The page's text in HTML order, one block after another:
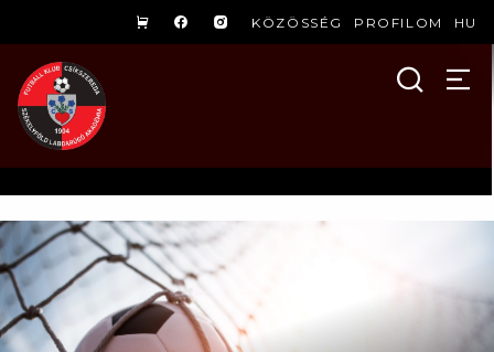
KÖZÖSSÉG PROFILOM HU